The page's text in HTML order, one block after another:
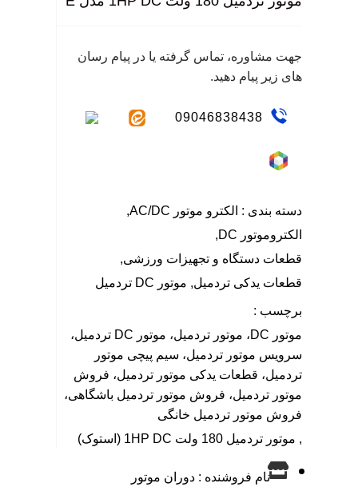
جهت مشاوره، تماس گرفته یا در پیام رسان
های زیر پیام دهید.
09046838438
دسته بندی : الکترو موتور AC/DC
,
الکتروموتور DC
,
قطعات دستگاه و تجهیزات ورزشی,
قطعات یدکی تردمیل, موتور DC تردمیل
برچسب :
موتور DC، موتور تردمیل، موتور DC تردمیل،
سرویس موتور تردمیل، سیم پیچی موتور
تردمیل، قطعات یدکی موتور تردمیل، فروش
موتور تردمیل، فروش موتور تردمیل باشگاهی،
فروش موتور تردمیل خانگی
, موتور تردمیل 180 ولت 1HP DC (استوک)
نام فروشنده : دوران موتور